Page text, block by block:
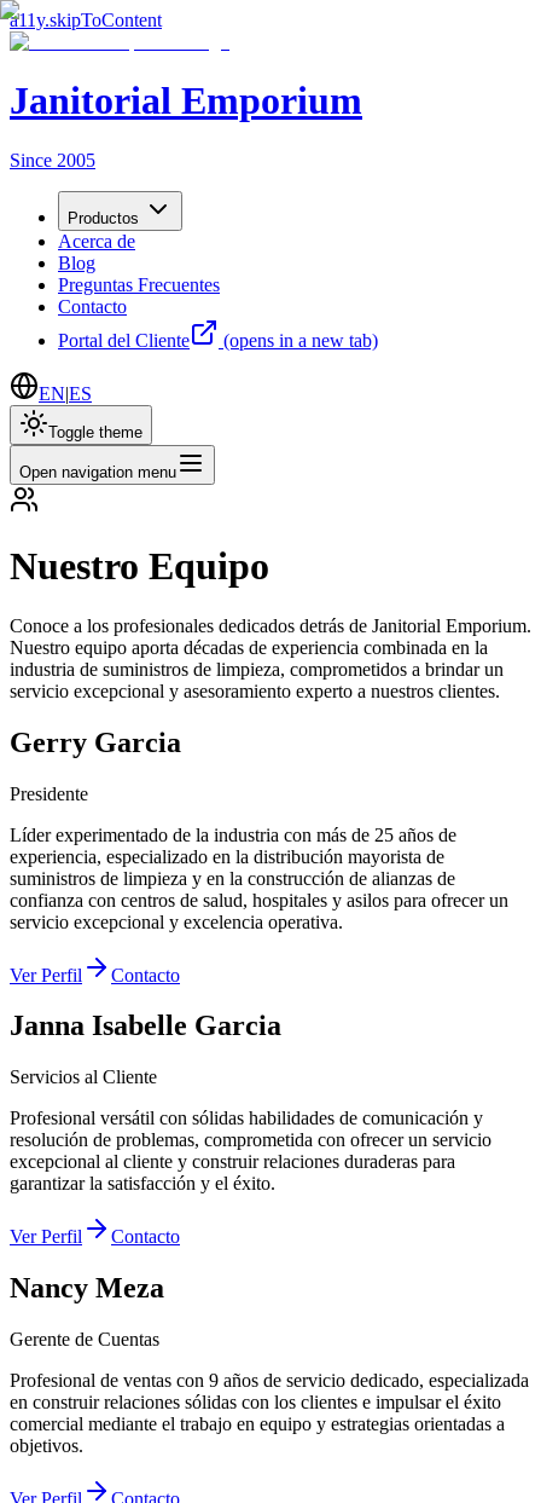
a11y.skipToContent
Janitorial Emporium
Since 2005
Productos
Acerca de
Blog
Preguntas Frecuentes
Contacto
Portal del Cliente
(opens in a new tab)
EN|ES
Toggle theme
Open navigation menu
Nuestro Equipo
Conoce a los profesionales dedicados detrás de Janitorial Emporium.
Nuestro equipo aporta décadas de experiencia combinada en la
industria de suministros de limpieza, comprometidos a brindar un
servicio excepcional y asesoramiento experto a nuestros clientes.
Gerry Garcia
Presidente
Líder experimentado de la industria con más de 25 años de
experiencia, especializado en la distribución mayorista de
suministros de limpieza y en la construcción de alianzas de
confianza con centros de salud, hospitales y asilos para ofrecer un
servicio excepcional y excelencia operativa.
Ver Perfil Contacto
Janna Isabelle Garcia
Servicios al Cliente
Profesional versátil con sólidas habilidades de comunicación y
resolución de problemas, comprometida con ofrecer un servicio
excepcional al cliente y construir relaciones duraderas para
garantizar la satisfacción y el éxito.
Ver Perfil Contacto
Nancy Meza
Gerente de Cuentas
Profesional de ventas con 9 años de servicio dedicado, especializada
en construir relaciones sólidas con los clientes e impulsar el éxito
comercial mediante el trabajo en equipo y estrategias orientadas a
objetivos.